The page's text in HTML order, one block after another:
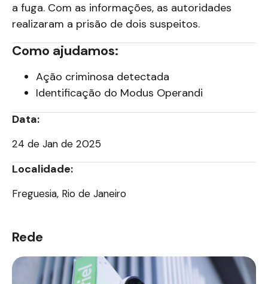
a fuga. Com as informações, as autoridades
realizaram a prisão de dois suspeitos.
Como ajudamos:
Ação criminosa detectada
Identificação do Modus Operandi
Data:
24 de Jan de 2025
Localidade:
Freguesia, Rio de Janeiro
Rede